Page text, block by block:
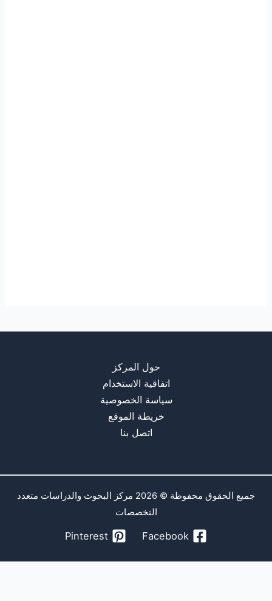
حول المركز
اتفاقية الاستخدام
سياسة الخصوصية
خريطة الموقع
اتصل بنا
جميع الحقوق محفوظة © 2026 مركز البحوث والدراسات متعدد
التخصصات
Facebook
Pinterest